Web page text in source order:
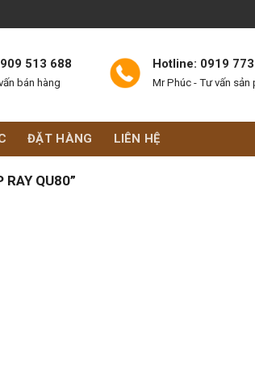
513 688
bán hàng
Hotline: 0919
Mr Phúc - Tư vấn sản
ĐẶT HÀNG LIÊN HỆ
QU80”